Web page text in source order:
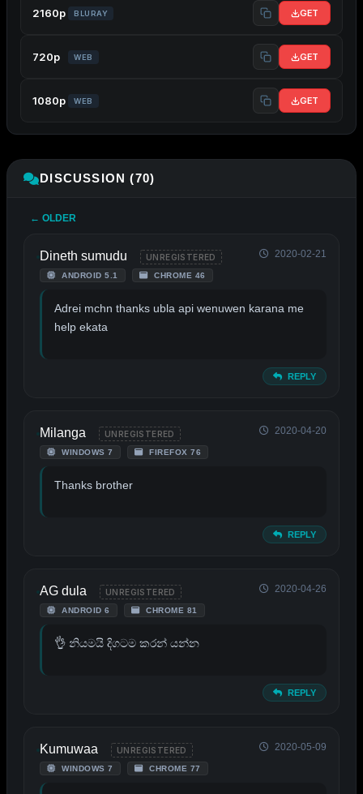
2160p BLURAY GET
720p WEB GET
1080p WEB GET
DISCUSSION (70)
← OLDER
Dineth sumudu UNREGISTERED
ANDROID 5.1 CHROME 46
2020-02-21
Adrei mchn thanks ubla api wenuwen karana me
help ekata
REPLY
Milanga UNREGISTERED
WINDOWS 7 FIREFOX 76
2020-04-20
Thanks brother
REPLY
AG dula UNREGISTERED
ANDROID 6 CHROME 81
2020-04-26
👌 නියමයි දිගටම කරන් යන්න
REPLY
Kumuwaa UNREGISTERED
WINDOWS 7 CHROME 77
2020-05-09